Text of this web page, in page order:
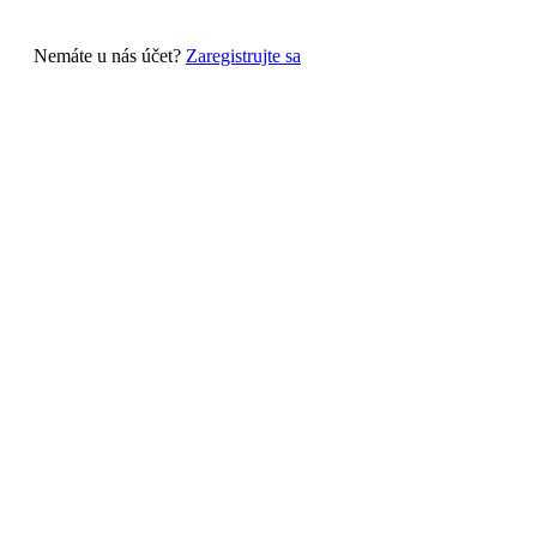
Nemáte u nás účet? Zaregistrujte sa